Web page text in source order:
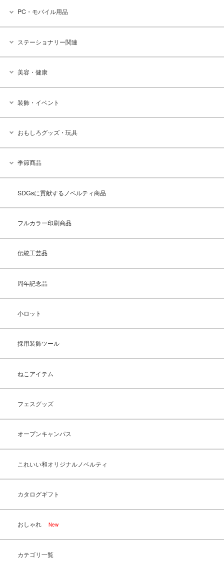
PC・モバイル用品
ステーショナリー関連
美容・健康
装飾・イベント
おもしろグッズ・玩具
季節商品
SDGsに貢献するノベルティ商品
フルカラー印刷商品
伝統工芸品
周年記念品
小ロット
採用装飾ツール
ねこアイテム
フェスグッズ
オープンキャンパス
これいい和オリジナルノベルティ
カタログギフト
おしゃれ New
カテゴリ一覧